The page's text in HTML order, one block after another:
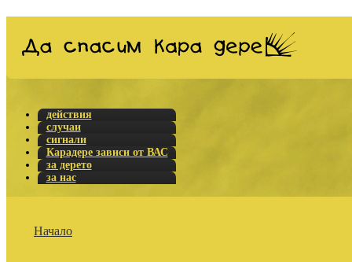
действия
случаи
сигнали
Карадере зависи от ВАС
за дерето
за нас
Начало